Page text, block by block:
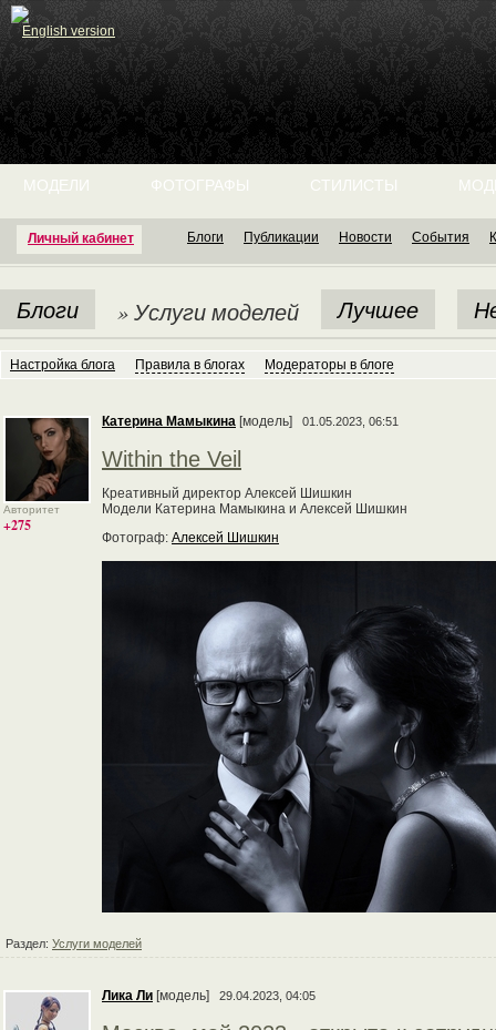
English version
Личный кабинет
МОДЕЛИ ФОТОГРАФЫ СТИЛИСТЫ
Блоги Публикации Новости События
Блоги » Услуги моделей Лучшее
Настройка блога Правила в блогах Модераторы в блоге
Авторитет
+275
Катерина Мамыкина [модель] 01.05.2023, 06:51
Within the Veil
Креативный директор Алексей Шишкин
Модели Катерина Мамыкина и Алексей Шишкин
Фотограф: Алексей Шишкин
Раздел: Услуги моделей
Лика Ли [модель] 29.04.2023, 04:05